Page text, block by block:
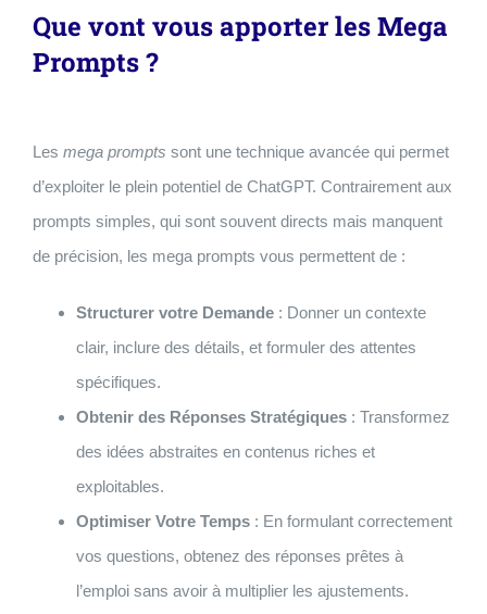
Que vont vous apporter les Mega
Prompts ?
Les mega prompts sont une technique avancée qui permet
d’exploiter le plein potentiel de ChatGPT. Contrairement aux
prompts simples, qui sont souvent directs mais manquent
de précision, les mega prompts vous permettent de :
Structurer votre Demande: Donner un contexte
clair, inclure des détails, et formuler des attentes
spécifiques.
Obtenir des Réponses Stratégiques: Transformez
des idées abstraites en contenus riches et
exploitables.
Optimiser Votre Temps: En formulant correctement
vos questions, obtenez des réponses prêtes à
l’emploi sans avoir à multiplier les ajustements.